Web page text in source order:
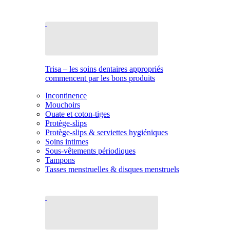
Trisa – les soins dentaires appropriés
commencent par les bons produits
Incontinence
Mouchoirs
Ouate et coton-tiges
Protège-slips
Protège-slips & serviettes hygiéniques
Soins intimes
Sous-vêtements périodiques
Tampons
Tasses menstruelles & disques menstruels